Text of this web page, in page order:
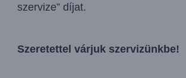
szervize” díjat.
Szeretettel várjuk szervizünkbe!